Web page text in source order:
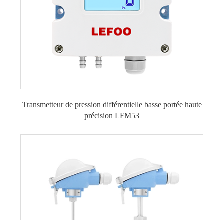
Transmetteur de pression différentielle basse portée haute
précision LFM53